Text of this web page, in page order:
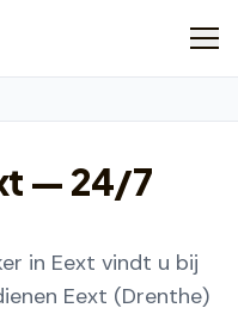
— 24/7
in Eext vindt u bij
Eext (Drenthe)